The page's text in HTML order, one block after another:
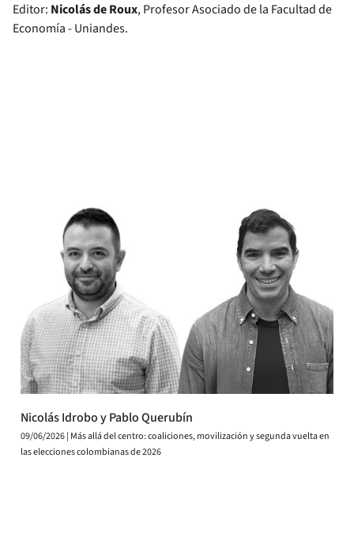
Editor: Nicolás de Roux, Profesor Asociado de la Facultad de
Economía - Uniandes.
Nicolás Idrobo y Pablo Querubín
09/06/2026 | Más allá del centro: coaliciones, movilización y segunda vuelta en
las elecciones colombianas de 2026